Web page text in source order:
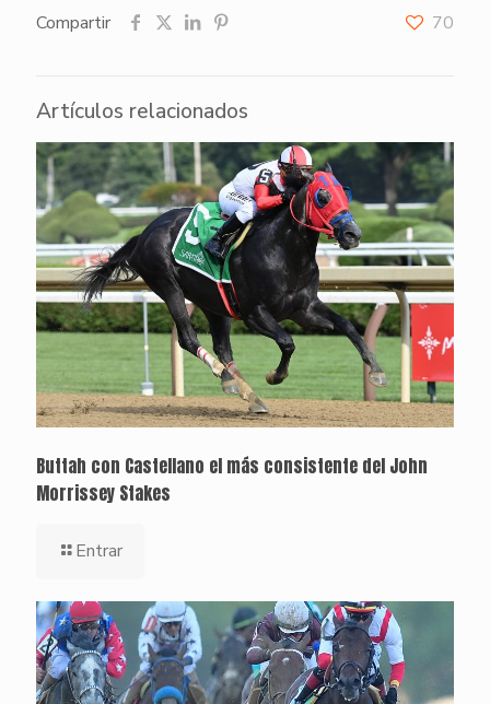
Compartir 70
Artículos relacionados
Buttah con Castellano el más consistente del John
Morrissey Stakes
Entrar